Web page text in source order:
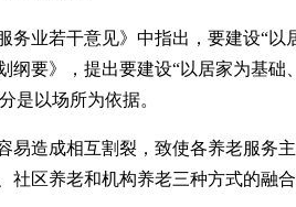
务业若干意见》中指出，要建设“
纲要》，提出要建设“以居家为基
是以场所为依据。
易造成相互割裂，致使各养老服务
区养老和机构养老三种方式的融合